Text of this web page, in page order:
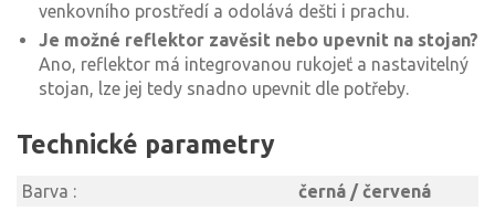
venkovního prostředí a odolává dešti i prachu.
Je možné reflektor zavěsit nebo upevnit na stojan?
Ano, reflektor má integrovanou rukojeť a nastavitelný
stojan, lze jej tedy snadno upevnit dle potřeby.
Technické parametry
Barva :
černá / červená